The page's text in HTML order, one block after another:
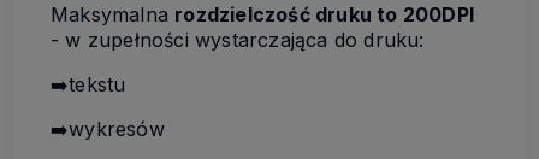
Maksymalna rozdzielczość druku to 200DPI
- w zupełności wystarczająca do druku:
➡️tekstu
➡️wykresów